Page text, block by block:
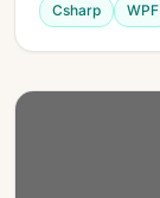
Csharp WPF